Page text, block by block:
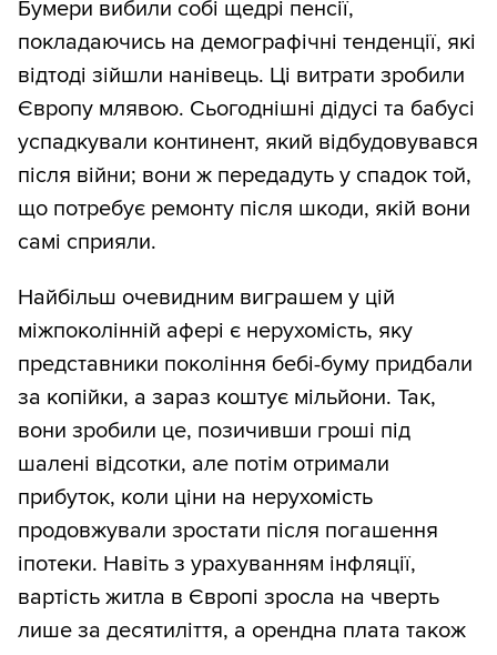
Бумери вибили собі щедрі пенсії,
покладаючись на демографічні тенденції, які
відтоді зійшли нанівець. Ці витрати зробили
Європу млявою. Сьогоднішні дідусі та бабусі
успадкували континент, який відбудовувався
після війни; вони ж передадуть у спадок той,
що потребує ремонту після шкоди, якій вони
самі сприяли.
Найбільш очевидним виграшем у цій
міжпоколінній афері є нерухомість, яку
представники покоління бебі-буму придбали
за копійки, а зараз коштує мільйони. Так,
вони зробили це, позичивши гроші під
шалені відсотки, але потім отримали
прибуток, коли ціни на нерухомість
продовжували зростати після погашення
іпотеки. Навіть з урахуванням інфляції,
вартість житла в Європі зросла на чверть
лише за десятиліття, а орендна плата також